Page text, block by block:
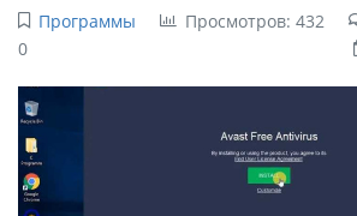
Программы Просмотров: 432
0